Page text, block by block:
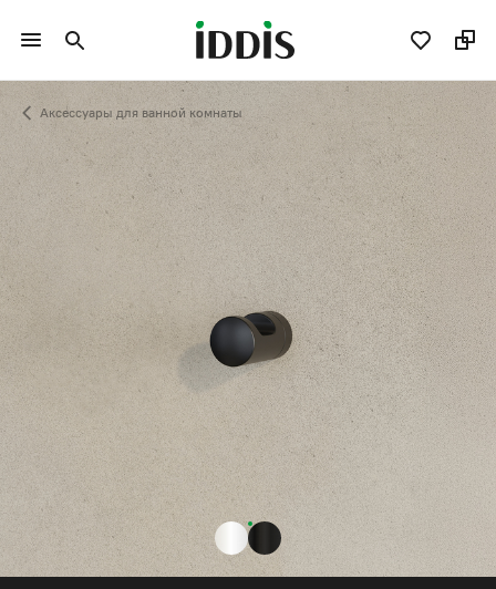
Аксессуары для ванной комнаты